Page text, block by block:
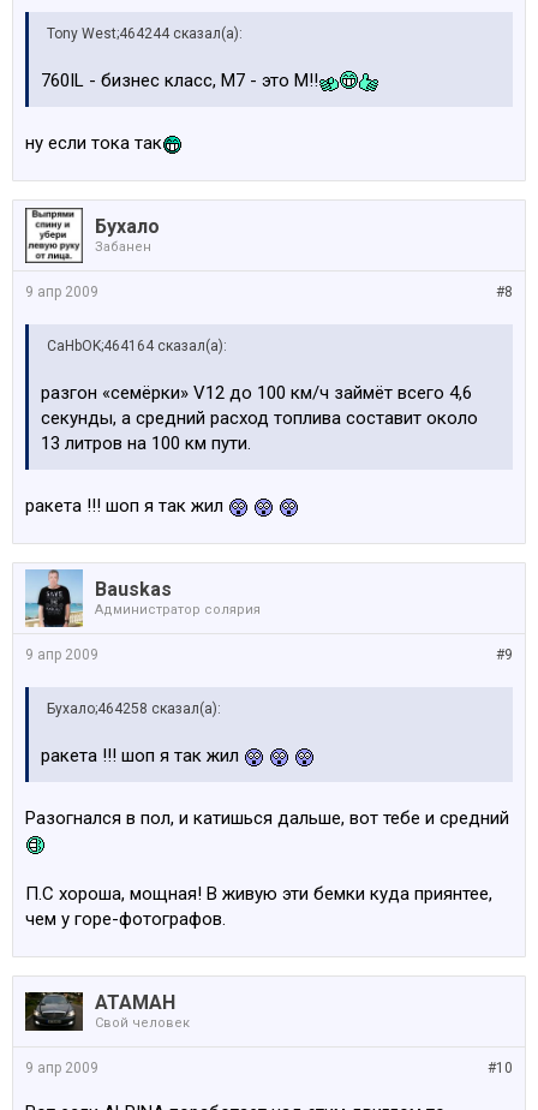
Tony West;464244 сказал(а):
760IL - бизнес класс, М7 - это М!!
ну если тока так
Бухало
Забанен
#8
9 апр 2009
CaHbOK;464164 сказал(а):
разгон «семёрки» V12 до 100 км/ч займёт всего 4,6
секунды, а средний расход топлива составит около
13 литров на 100 км пути.
ракета !!! шоп я так жил
Bauskas
Администратop солярия
#9
9 апр 2009
Бухало;464258 сказал(а):
ракета !!! шоп я так жил
Разогнался в пол, и катишься дальше, вот тебе и средний
П.С хороша, мощная! В живую эти бемки куда приянтее,
чем у горе-фотографов.
АТАМАН
Свой человек
#10
9 апр 2009